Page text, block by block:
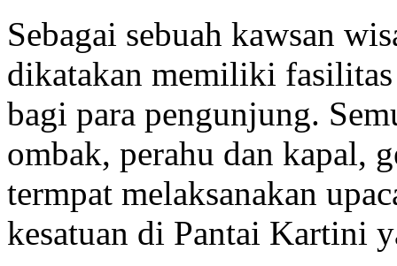
Sebagai sebuah kawsan
dikatakan memiliki
bagi para pengunjung.
ombak, perahu dan kapal,
termpat melaksanakan
kesatuan di Pantai Kartini